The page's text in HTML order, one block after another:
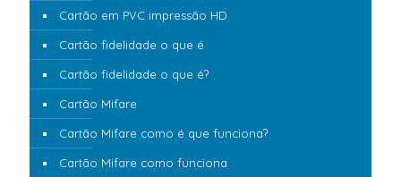
Cartão em PVC impressão HD
Cartão fidelidade o que é
Cartão fidelidade o que é?
Cartão Mifare
Cartão Mifare como é que funciona?
Cartão Mifare como funciona